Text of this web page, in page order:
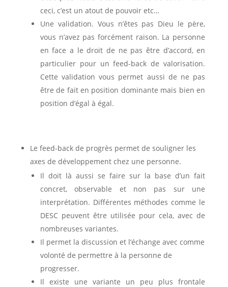
ceci, c’est un atout de pouvoir etc…
Une validation. Vous n’êtes pas Dieu le père,
vous n’avez pas forcément raison. La personne
en face a le droit de ne pas être d’accord, en
particulier pour un feed-back de valorisation.
Cette validation vous permet aussi de ne pas
être de fait en position dominante mais bien en
position d’égal à égal.
Le feed-back de progrès permet de souligner les
axes de développement chez une personne.
Il doit là aussi se faire sur la base d’un fait
concret, observable et non pas sur une
interprétation. Différentes méthodes comme le
DESC peuvent être utilisée pour cela, avec de
nombreuses variantes.
Il permet la discussion et l’échange avec comme
volonté de permettre à la personne de
progresser.
Il existe une variante un peu plus frontale